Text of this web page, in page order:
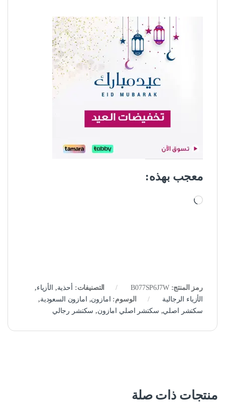
معجب بهذه:
جاري التحميل…
رمز المنتج:B077SP6J7W التصنيفات: أحذية, الأزياء,
الأزياء الرجالية
الوسوم: امازون, امازون السعودية,
سكتشر اصلي, سكتشر اصلي امازون, سكتشر رجالي
منتجات ذات صلة